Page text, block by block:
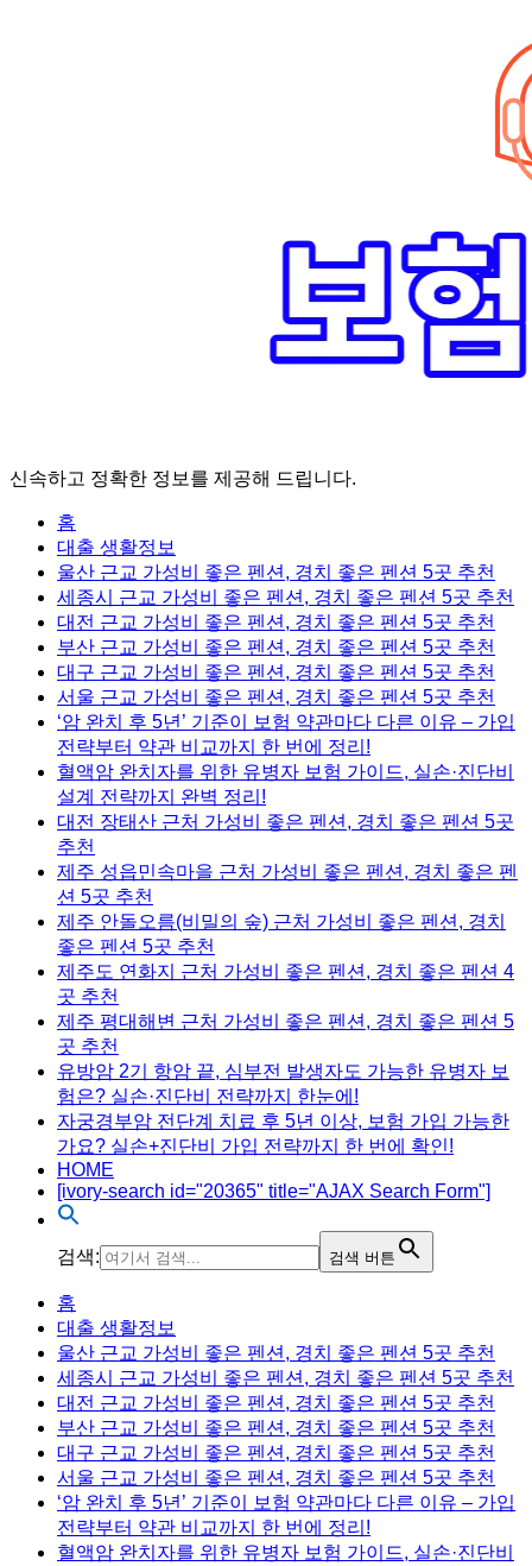
신속하고 정확한 정보를 제공해 드립니다.
홈
대출 생활정보
울산 근교 가성비 좋은 펜션, 경치 좋은 펜션 5곳 추천
세종시 근교 가성비 좋은 펜션, 경치 좋은 펜션 5곳 추천
대전 근교 가성비 좋은 펜션, 경치 좋은 펜션 5곳 추천
부산 근교 가성비 좋은 펜션, 경치 좋은 펜션 5곳 추천
대구 근교 가성비 좋은 펜션, 경치 좋은 펜션 5곳 추천
서울 근교 가성비 좋은 펜션, 경치 좋은 펜션 5곳 추천
‘암 완치 후 5년’ 기준이 보험 약관마다 다른 이유 – 가입
전략부터 약관 비교까지 한 번에 정리!
혈액암 완치자를 위한 유병자 보험 가이드, 실손·진단비
설계 전략까지 완벽 정리!
대전 장태산 근처 가성비 좋은 펜션, 경치 좋은 펜션 5곳
추천
제주 성읍민속마을 근처 가성비 좋은 펜션, 경치 좋은 펜
션 5곳 추천
제주 안돌오름(비밀의 숲) 근처 가성비 좋은 펜션, 경치
좋은 펜션 5곳 추천
제주도 연화지 근처 가성비 좋은 펜션, 경치 좋은 펜션 4
곳 추천
제주 평대해변 근처 가성비 좋은 펜션, 경치 좋은 펜션 5
곳 추천
유방암 2기 항암 끝, 심부전 발생자도 가능한 유병자 보
험은? 실손·진단비 전략까지 한눈에!
자궁경부암 전단계 치료 후 5년 이상, 보험 가입 가능한
가요? 실손+진단비 가입 전략까지 한 번에 확인!
HOME
[ivory-search id="20365" title="AJAX Search Form"]
검색: 검색 버튼
Menu
홈
대출 생활정보
울산 근교 가성비 좋은 펜션, 경치 좋은 펜션 5곳 추천
세종시 근교 가성비 좋은 펜션, 경치 좋은 펜션 5곳 추천
대전 근교 가성비 좋은 펜션, 경치 좋은 펜션 5곳 추천
부산 근교 가성비 좋은 펜션, 경치 좋은 펜션 5곳 추천
대구 근교 가성비 좋은 펜션, 경치 좋은 펜션 5곳 추천
서울 근교 가성비 좋은 펜션, 경치 좋은 펜션 5곳 추천
‘암 완치 후 5년’ 기준이 보험 약관마다 다른 이유 – 가입
전략부터 약관 비교까지 한 번에 정리!
혈액암 완치자를 위한 유병자 보험 가이드, 실손·진단비